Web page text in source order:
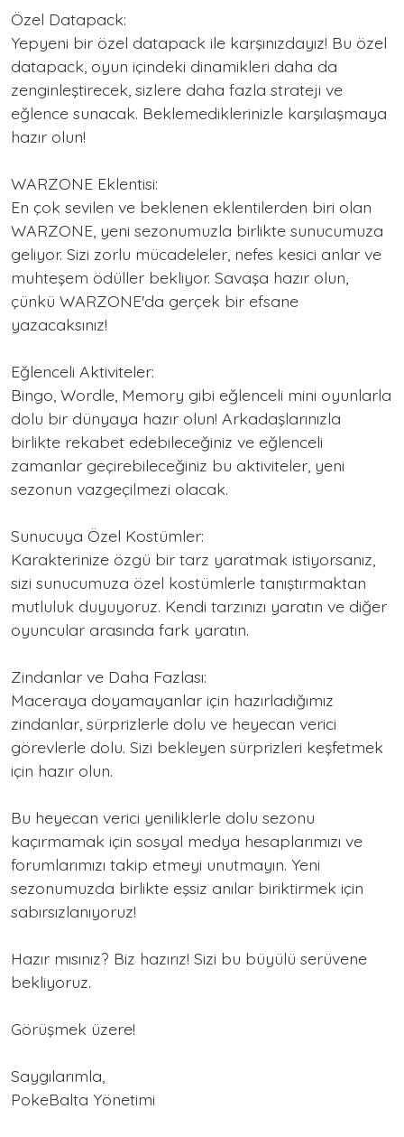
Özel Datapack:
Yepyeni bir özel datapack ile karşınızdayız! Bu özel
datapack, oyun içindeki dinamikleri daha da
zenginleştirecek, sizlere daha fazla strateji ve
eğlence sunacak. Beklemediklerinizle karşılaşmaya
hazır olun!
WARZONE Eklentisi:
En çok sevilen ve beklenen eklentilerden biri olan
WARZONE, yeni sezonumuzla birlikte sunucumuza
geliyor. Sizi zorlu mücadeleler, nefes kesici anlar ve
muhteşem ödüller bekliyor. Savaşa hazır olun,
çünkü WARZONE'da gerçek bir efsane
yazacaksınız!
Eğlenceli Aktiviteler:
Bingo, Wordle, Memory gibi eğlenceli mini oyunlarla
dolu bir dünyaya hazır olun! Arkadaşlarınızla
birlikte rekabet edebileceğiniz ve eğlenceli
zamanlar geçirebileceğiniz bu aktiviteler, yeni
sezonun vazgeçilmezi olacak.
Sunucuya Özel Kostümler:
Karakterinize özgü bir tarz yaratmak istiyorsanız,
sizi sunucumuza özel kostümlerle tanıştırmaktan
mutluluk duyuyoruz. Kendi tarzınızı yaratın ve diğer
oyuncular arasında fark yaratın.
Zindanlar ve Daha Fazlası:
Maceraya doyamayanlar için hazırladığımız
zindanlar, sürprizlerle dolu ve heyecan verici
görevlerle dolu. Sizi bekleyen sürprizleri keşfetmek
için hazır olun.
Bu heyecan verici yeniliklerle dolu sezonu
kaçırmamak için sosyal medya hesaplarımızı ve
forumlarımızı takip etmeyi unutmayın. Yeni
sezonumuzda birlikte eşsiz anılar biriktirmek için
sabırsızlanıyoruz!
Hazır mısınız? Biz hazırız! Sizi bu büyülü serüvene
bekliyoruz.
Görüşmek üzere!
Saygılarımla,
PokeBalta Yönetimi